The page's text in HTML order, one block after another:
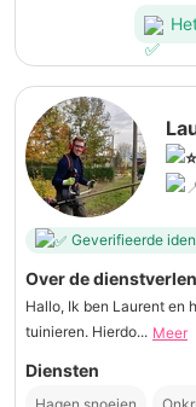
Geverifieerde
Over de
Hallo, Ik ben Laurent en
tuinieren. Hierdo... Meer
Diensten